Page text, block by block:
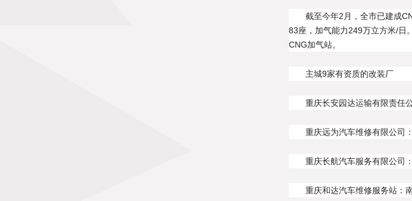
截至今年2月，全市已建成
83座，加气能力249万立方米/日
CNG加气站。
主城9家有资质的改装厂
重庆长安园达运输有限责任
重庆远为汽车维修有限公司
重庆长航汽车服务有限公司
重庆和达汽车维修服务站：